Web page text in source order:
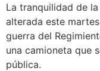
La tranquilidad de
alterada este
guerra del
una camioneta que
pública.